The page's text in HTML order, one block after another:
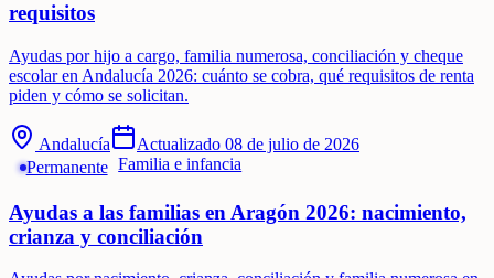
requisitos
Ayudas por hijo a cargo, familia numerosa, conciliación y cheque
escolar en Andalucía 2026: cuánto se cobra, qué requisitos de renta
piden y cómo se solicitan.
Andalucía Actualizado 08 de julio de 2026
Permanente Familia e infancia
Ayudas a las familias en Aragón 2026: nacimiento,
crianza y conciliación